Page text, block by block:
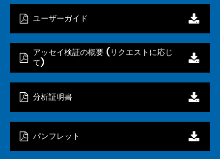
ユーザーガイド
アッセイ検証の概要 (リクエストに応じ
て)
分析証明書
パンフレット